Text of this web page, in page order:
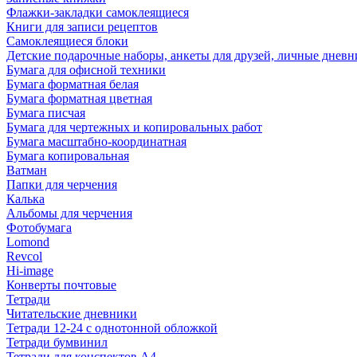
Флажки-закладки самоклеящиеся
Книги для записи рецептов
Самоклеящиеся блоки
Детские подарочные наборы, анкеты для друзей, личные
Бумага для офисной техники
Бумага форматная белая
Бумага форматная цветная
Бумага писчая
Бумага для чертежных и копировальных работ
Бумага масштабно-координатная
Бумага копировальная
Ватман
Папки для черчения
Калька
Альбомы для черчения
Фотобумага
Lomond
Revcol
Hi-image
Конверты почтовые
Тетради
Читательские дневники
Тетради 12-24 с однотонной обложкой
Тетради бумвинил